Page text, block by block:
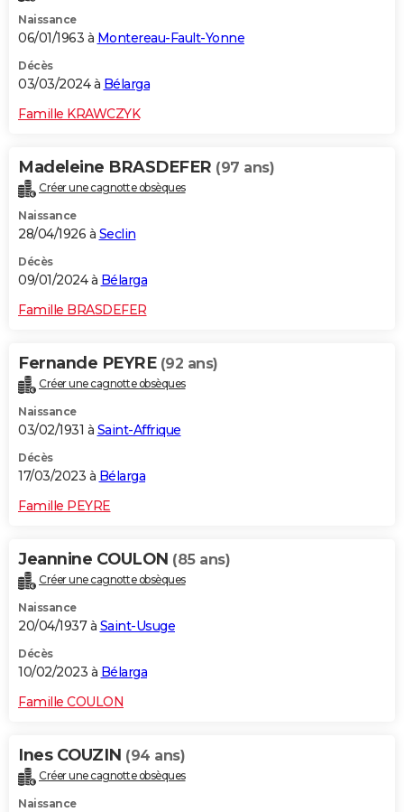
Naissance
06/01/1963 à Montereau-Fault-Yonne
Décès
03/03/2024 à Bélarga
Famille KRAWCZYK
Madeleine BRASDEFER (97 ans)
Créer une cagnotte obsèques
Naissance
28/04/1926 à Seclin
Décès
09/01/2024 à Bélarga
Famille BRASDEFER
Fernande PEYRE (92 ans)
Créer une cagnotte obsèques
Naissance
03/02/1931 à Saint-Affrique
Décès
17/03/2023 à Bélarga
Famille PEYRE
Jeannine COULON (85 ans)
Créer une cagnotte obsèques
Naissance
20/04/1937 à Saint-Usuge
Décès
10/02/2023 à Bélarga
Famille COULON
Ines COUZIN (94 ans)
Créer une cagnotte obsèques
Naissance